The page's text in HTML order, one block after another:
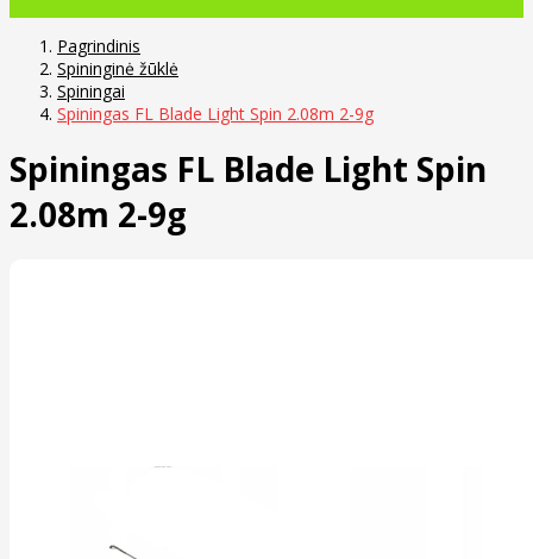
Pagrindinis
Spininginė žūklė
Spiningai
Spiningas FL Blade Light Spin 2.08m 2-9g
Spiningas FL Blade Light Spin
2.08m 2-9g